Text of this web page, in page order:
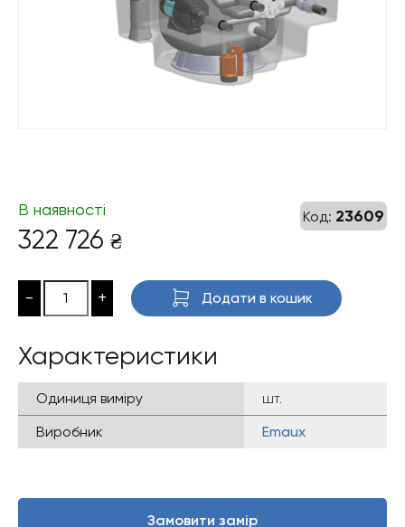
Код: 23609
В наявності
322 726 ₴
- + Додати в кошик
Характеристики
Одиниця виміру
шт.
Виробник
Emaux
Замовити замір